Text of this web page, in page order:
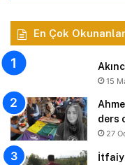
En Çok Okunanlar
15
ders
27